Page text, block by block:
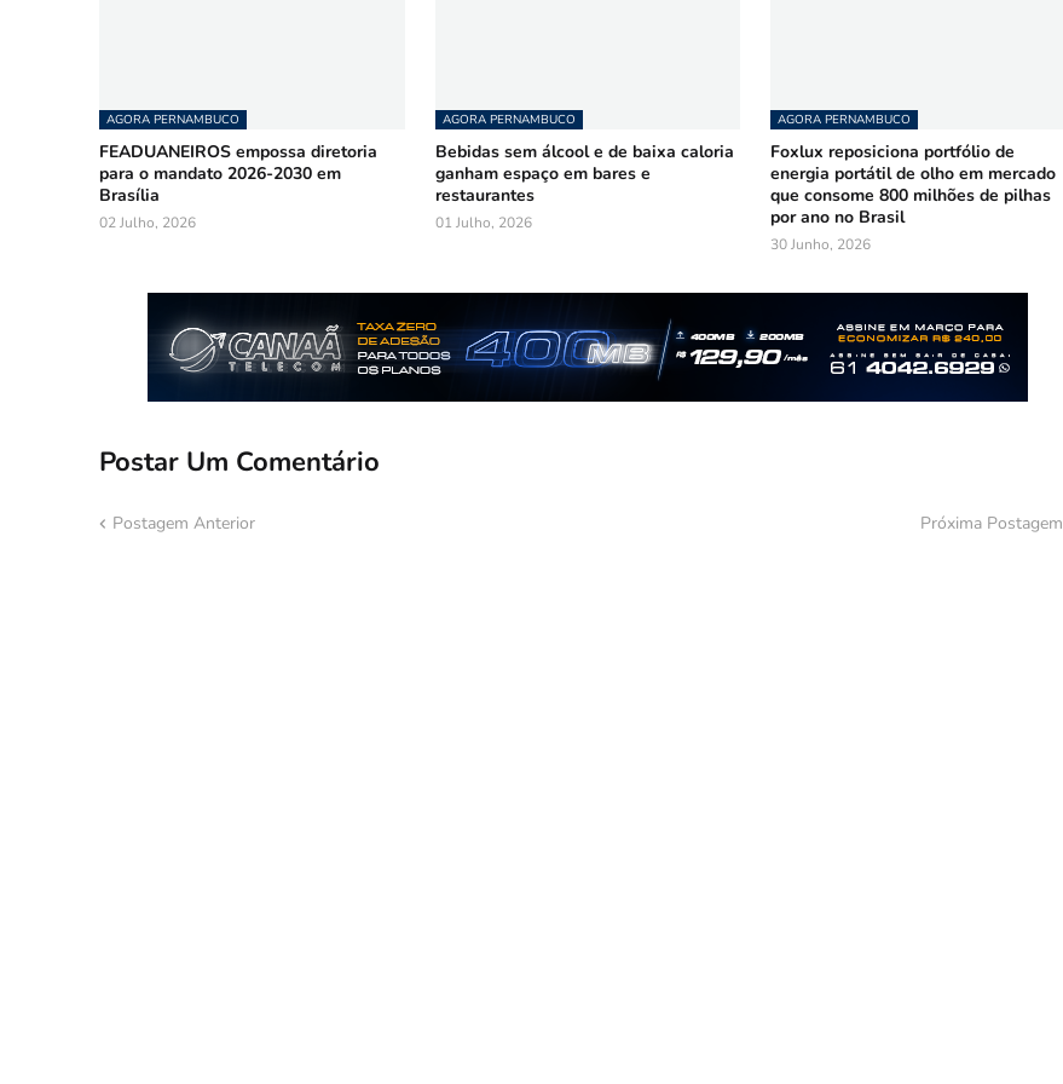
AGORA PERNAMBUCO
FEADUANEIROS empossa diretoria
para o mandato 2026-2030 em
Brasília
02 Julho, 2026
AGORA PERNAMBUCO
Bebidas sem álcool e de baixa caloria
ganham espaço em bares e
restaurantes
01 Julho, 2026
AGORA PERNAMBUCO
Foxlux reposiciona portfólio de
energia portátil de olho em mercado
que consome 800 milhões de pilhas
por ano no Brasil
30 Junho, 2026
Postar Um Comentário
Postagem Anterior Próxima Postagem